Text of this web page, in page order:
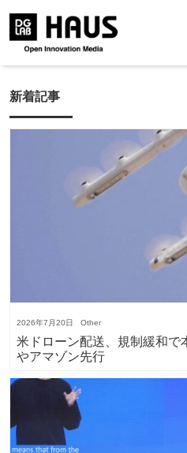
新着記事
2026年7月20日 Other
米ドローン配送、規制緩和
やアマゾン先行